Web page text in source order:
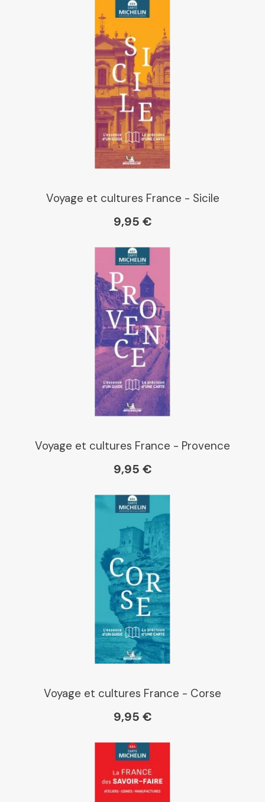
Chapitre
Dialogue
Librairie La Procure
Kleber
Place des libraires
E Leclerc
Voyage et cultures France - Sicile
9,95 €
Voyage et cultures France - Provence
9,95 €
Voyage et cultures France - Corse
9,95 €